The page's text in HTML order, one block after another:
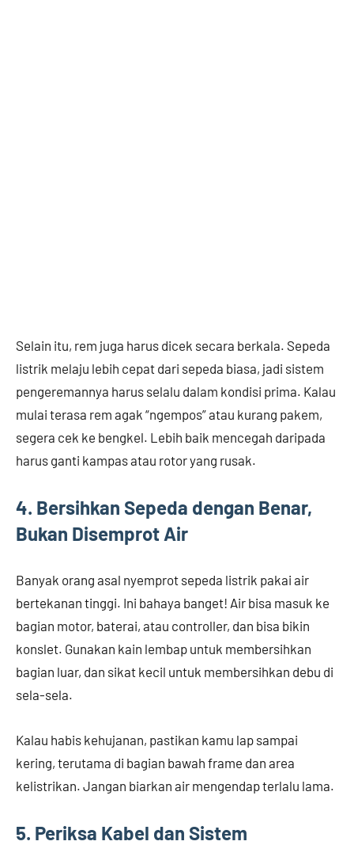
Selain itu, rem juga harus dicek secara berkala. Sepeda
listrik melaju lebih cepat dari sepeda biasa, jadi sistem
pengeremannya harus selalu dalam kondisi prima. Kalau
mulai terasa rem agak “ngempos” atau kurang pakem,
segera cek ke bengkel. Lebih baik mencegah daripada
harus ganti kampas atau rotor yang rusak.
4. Bersihkan Sepeda dengan Benar,
Bukan Disemprot Air
Banyak orang asal nyemprot sepeda listrik pakai air
bertekanan tinggi. Ini bahaya banget! Air bisa masuk ke
bagian motor, baterai, atau controller, dan bisa bikin
konslet. Gunakan kain lembap untuk membersihkan
bagian luar, dan sikat kecil untuk membersihkan debu di
sela-sela.
Kalau habis kehujanan, pastikan kamu lap sampai
kering, terutama di bagian bawah frame dan area
kelistrikan. Jangan biarkan air mengendap terlalu lama.
5. Periksa Kabel dan Sistem